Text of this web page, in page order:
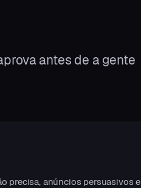
antes de a gente
precisa, anúncios persuasivos e